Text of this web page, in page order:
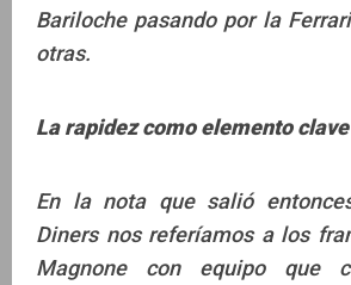
Bariloche pasando por la
otras.
La rapidez como elemento clave
En la nota que salió
Diners nos referíamos a los
Magnone con equipo que